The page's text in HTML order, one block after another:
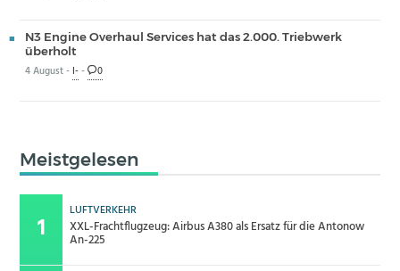
N3 Engine Overhaul Services hat das 2.000. Triebwerk
überholt
4 August - I-- 0
Meistgelesen
LUFTVERKEHR
XXL-Frachtflugzeug: Airbus A380 als Ersatz für die Antonow
An-225